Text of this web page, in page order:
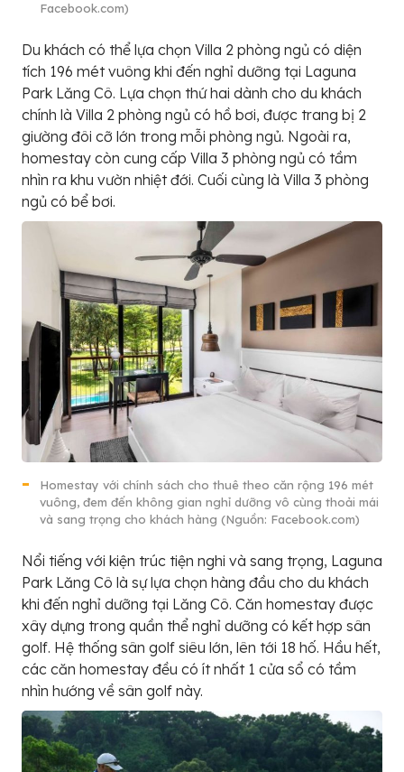
Facebook.com)
Du khách có thể lựa chọn Villa 2 phòng ngủ có diện
tích 196 mét vuông khi đến nghỉ dưỡng tại Laguna
Park Lăng Cô. Lựa chọn thứ hai dành cho du khách
chính là Villa 2 phòng ngủ có hồ bơi, được trang bị 2
giường đôi cỡ lớn trong mỗi phòng ngủ. Ngoài ra,
homestay còn cung cấp Villa 3 phòng ngủ có tầm
nhìn ra khu vườn nhiệt đới. Cuối cùng là Villa 3 phòng
ngủ có bể bơi.
Homestay với chính sách cho thuê theo căn rộng 196 mét
vuông, đem đến không gian nghỉ dưỡng vô cùng thoải mái
và sang trọng cho khách hàng (Nguồn: Facebook.com)
Nổi tiếng với kiện trúc tiện nghi và sang trọng, Laguna
Park Lăng Cô là sự lựa chọn hàng đầu cho du khách
khi đến nghỉ dưỡng tại Lăng Cô. Căn homestay được
xây dựng trong quần thể nghỉ dưỡng có kết hợp sân
golf. Hệ thống sân golf siêu lớn, lên tới 18 hố. Hầu hết,
các căn homestay đều có ít nhất 1 cửa sổ có tầm
nhìn hướng về sân golf này.